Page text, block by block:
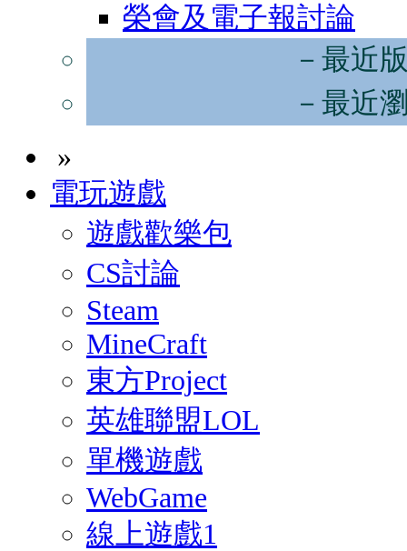
榮會及電子報討論
－最近
－最近
»
電玩遊戲
遊戲歡樂包
CS討論
Steam
MineCraft
東方Project
英雄聯盟LOL
單機遊戲
WebGame
線上遊戲1